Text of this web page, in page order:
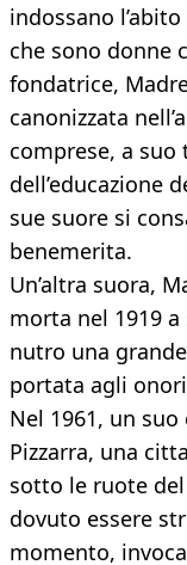
indossano
che sono donne
fondatrice,
canonizzata
comprese, a suo
dell’educazione
sue suore si
benemerita.
Un’altra suora,
morta nel 1919
nutro una
portata agli
Nel 1961, un
Pizzarra, una
sotto le ruote
dovuto essere
momento,